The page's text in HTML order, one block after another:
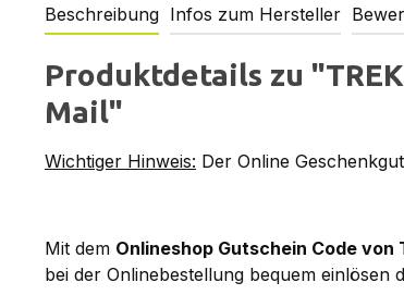
Beschreibung Infos zum Hersteller
Produktdetails zu
Mail"
Wichtiger Hinweis: Der Online
Mit dem Onlineshop Gutschein Code von
bei der Onlinebestellung bequem einlösen